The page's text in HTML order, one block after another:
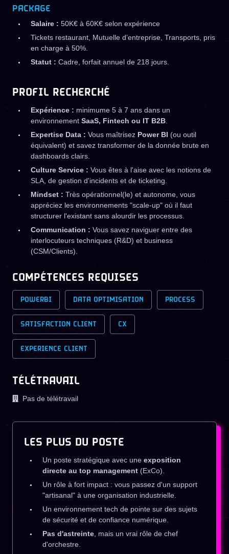
PACKAGE
Salaire : 50K€ à 60K€ selon expérience
Tickets restaurant, Mutuelle d’entreprise, Transports, pris
en charge à 50%.
Statut : Cadre, forfait annuel de 218 jours.
PROFIL RECHERCHÉ
Expérience : minimume 5 à 7 ans dans un
environnement SaaS, Fintech ou IT B2B
Expertise Data : Vous maîtrisez Power BI (ou outil
équivalent) et savez transformer de la donnée brute en
dashboards clairs.
Culture Service : Vous êtes à l'aise avec les notions de
SLA, de gestion d'incidents et de ticketing.
Mindset : Très opérationnel(le) et autonome, vous
appréciez les environnements "scale-up" où il faut
structurer l'existant sans alourdir les processus.
Communication : Vous savez naviguer entre des
interlocuteurs techniques (R&D) et business
(CSM/Clients).
COMPÉTENCES REQUISES
POWERBI DATA OPTIMISATION PROCESS
SATISFACTION CLIENT CX
EXPERIENCE CLIENT
TÉLÉTRAVAIL
Pas de télétravail
LES PLUS DU POSTE
Un poste stratégique avec une exposition
directe au top management (ExCo).
Un rôle à fort impact : vous passez d'un support
"artisanal" à une organisation industrielle.
Un environnement tech de pointe sur des sujets
de sécurité et de confiance numérique.
Pas d'astreinte , mais un vrai rôle de chef
d'orchestre.